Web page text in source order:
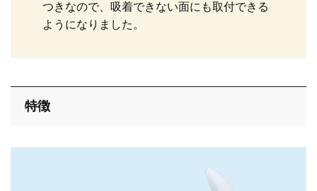
つきなので、吸着できない面にも取付できる
ようになりました。
特徴